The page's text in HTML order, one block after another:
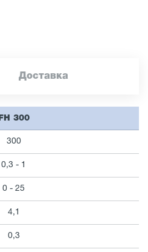
Доставка
FH 300
300
0,3 - 1
0 - 25
4,1
0,3